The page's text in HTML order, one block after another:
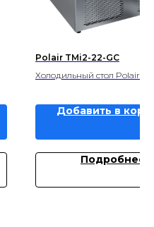
Polair TMi2-22-GC
Холодильный стол Polair
Добавить в
Подробнее